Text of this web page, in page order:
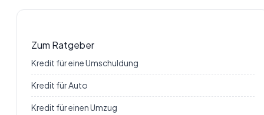
Zum Ratgeber
Kredit für eine Umschuldung
Kredit für Auto
Kredit für einen Umzug